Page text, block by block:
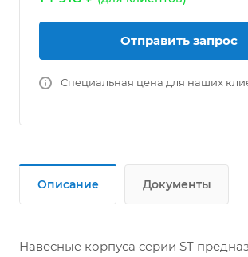
Отправить запрос
Специальная цена для наших
Описание Документы
Навесные корпуса серии ST